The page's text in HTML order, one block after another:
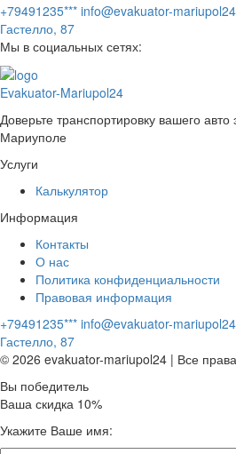
+79491235*** info@evakuator-
Гастелло, 87
Мы в социальных сетях:
Evakuator-Mariupol24
Доверьте транспортировку вашего авто
Мариуполе
Услуги
Калькулятор
Информация
Контакты
О нас
Политика конфиденциальности
Правовая информация
+79491235*** info@evakuator-
Гастелло, 87
© 2026 evakuator-mariupol24 | Все
Вы победитель
Ваша скидка 10%
Укажите Ваше имя: